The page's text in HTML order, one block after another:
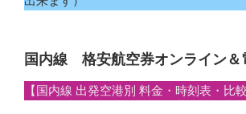
国内線 格安航空券オンライン＆
【国内線 出発空港別 料金・時刻表・比